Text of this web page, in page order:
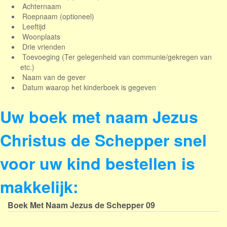
Achternaam
Roepnaam (optioneel)
Leeftijd
Woonplaats
Drie vrienden
Toevoeging (Ter gelegenheid van communie/gekregen van
etc.)
Naam van de gever
Datum waarop het kinderboek is gegeven
Uw boek met naam Jezus
Christus de Schepper snel
voor uw kind bestellen is
makkelijk:
Boek Met Naam Jezus de Schepper09